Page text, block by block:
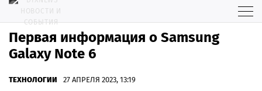
Первая информация о Samsung
Galaxy Note 6
ТЕХНОЛОГИИ 27 АПРЕЛЯ 2023, 13:19